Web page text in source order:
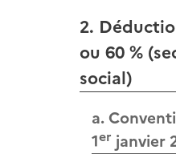
2.
ou 60 %
social)
a.
1er janvier